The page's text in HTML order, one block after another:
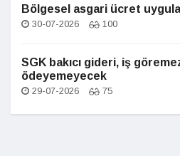
Bölgesel asgari ücret
30-07-2026 100
SGK bakıcı gideri, iş
ödeyemeyecek
29-07-2026 75